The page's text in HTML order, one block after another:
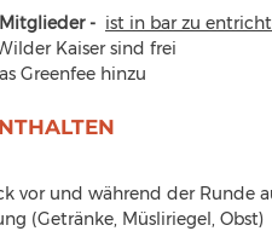
Mitglieder - ist in bar zu
Kaiser sind frei
Greenfee hinzu
vor und während der
(Getränke, Müsliriegel, Obst)